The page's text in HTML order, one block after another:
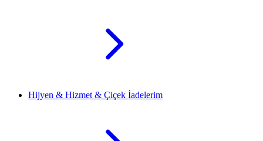
Hijyen & Hizmet & Çiçek İadelerim